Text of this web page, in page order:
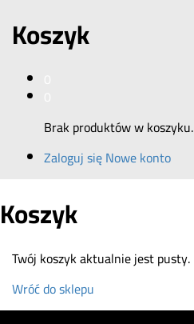
Koszyk
Brak produktów w koszyku.
Zaloguj sięNowe konto
Koszyk
Twój koszyk aktualnie jest pusty.
Wróć do sklepu